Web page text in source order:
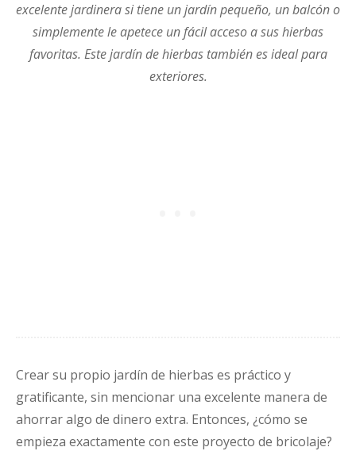
excelente jardinera si tiene un jardín pequeño, un balcón o
simplemente le apetece un fácil acceso a sus hierbas
favoritas. Este jardín de hierbas también es ideal para
exteriores.
Crear su propio jardín de hierbas es práctico y
gratificante, sin mencionar una excelente manera de
ahorrar algo de dinero extra. Entonces, ¿cómo se
empieza exactamente con este proyecto de bricolaje?